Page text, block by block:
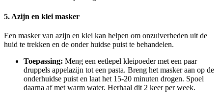
5. Azijn en klei masker
Een masker van azijn en klei kan helpen om onzuiverheden uit de
huid te trekken en de onder huidse puist te behandelen.
Toepassing: Meng een eetlepel kleipoeder met een paar
druppels appelazijn tot een pasta. Breng het masker aan op de
onderhuidse puist en laat het 15-20 minuten drogen. Spoel
daarna af met warm water. Herhaal dit 2 keer per week.